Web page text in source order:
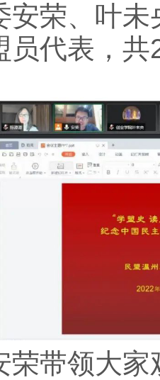
安荣、叶
员代表，
领大家